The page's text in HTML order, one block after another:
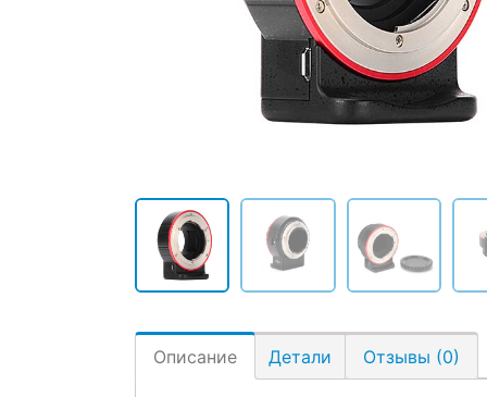
Описание Детали Отзывы (0)